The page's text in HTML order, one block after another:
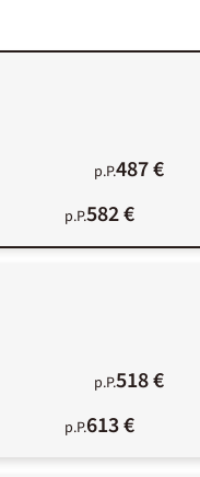
p.P.487 €
p.P.582 €
p.P.518 €
p.P.613 €